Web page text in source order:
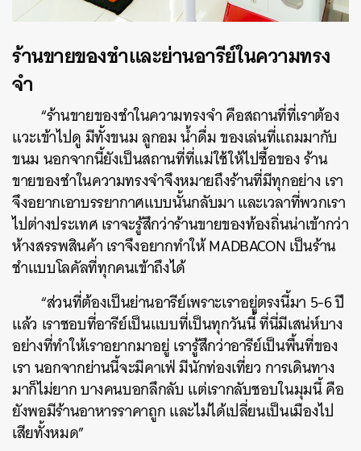
ร้านขายของชำและย่านอารีย์ในความทรง
จำ
“ร้านขายของชำในความทรงจำ คือสถานที่ที่เราต้อง
แวะเข้าไปดู มีทั้งขนม ลูกอม น้ำดื่ม ของเล่นที่แถมมากับ
ขนม นอกจากนี้ยังเป็นสถานที่ที่แม่ใช้ให้ไปซื้อของ ร้าน
ขายของชำในความทรงจำจึงหมายถึงร้านที่มีทุกอย่าง เรา
จึงอยากเอาบรรยากาศแบบนั้นกลับมา และเวลาที่พวกเรา
ไปต่างประเทศ เราจะรู้สึกว่าร้านขายของท้องถิ่นน่าเข้ากว่า
ห้างสรรพสินค้า เราจึงอยากทำให้ MADBACON เป็นร้าน
ชำแบบโลคัลที่ทุกคนเข้าถึงได้
“ส่วนที่ต้องเป็นย่านอารีย์เพราะเราอยู่ตรงนี้มา 5-6 ปี
แล้ว เราชอบที่อารีย์เป็นแบบที่เป็นทุกวันนี้ ที่นี่มีเสน่ห์บาง
อย่างที่ทำให้เราอยากมาอยู่ เรารู้สึกว่าอารีย์เป็นพื้นที่ของ
เรา นอกจากย่านนี้จะมีคาเฟ่ มีนักท่องเที่ยว การเดินทาง
มาก็ไม่ยาก บางคนบอกลึกลับ แต่เรากลับชอบในมุมนี้ คือ
ยังพอมีร้านอาหารราคาถูก และไม่ได้เปลี่ยนเป็นเมืองไป
เสียทั้งหมด”